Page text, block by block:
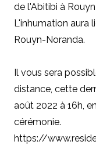
de l'Abitibi à
L'inhumation aura
Rouyn-Noranda.
Il vous sera
distance, cette
août 2022 à 16h,
cérémonie.
https://